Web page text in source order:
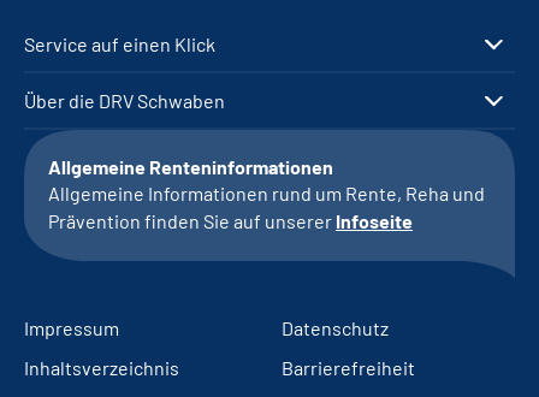
Service auf einen Klick
Über die DRV Schwaben
Allgemeine Renteninformationen
Allgemeine Informationen rund um Rente, Reha und
Prävention finden Sie auf unserer Infoseite
Impressum
Datenschutz
Inhaltsverzeichnis
Barrierefreiheit